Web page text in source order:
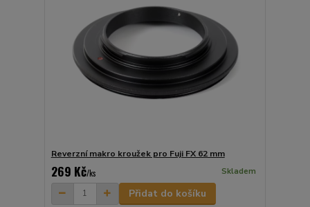
Reverzní makro kroužek pro Fuji FX 62 mm
269 Kč/ks Skladem
Přidat do košíku